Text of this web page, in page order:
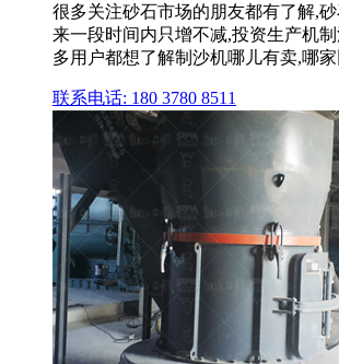
很多关注砂石市场的朋友都有了解,
来一段时间内只增不减,投资生产机
多用户都想了解制沙机哪儿有卖,哪
联系电话: 180 3780 8511